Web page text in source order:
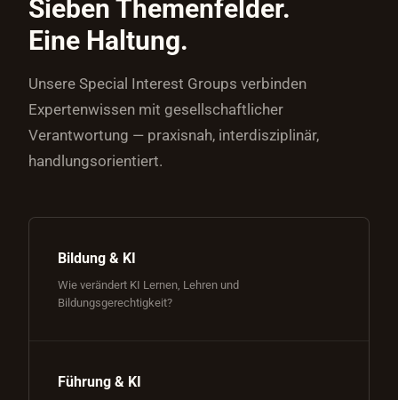
Sieben Themenfelder.
Eine Haltung.
Unsere Special Interest Groups verbinden
Expertenwissen mit gesellschaftlicher
Verantwortung — praxisnah, interdisziplinär,
handlungsorientiert.
Bildung & KI
Wie verändert KI Lernen, Lehren und
Bildungsgerechtigkeit?
Führung & KI